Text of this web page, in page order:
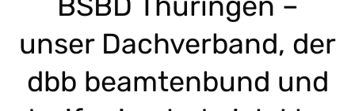
unser Dachverband, der
dbb beamtenbund und